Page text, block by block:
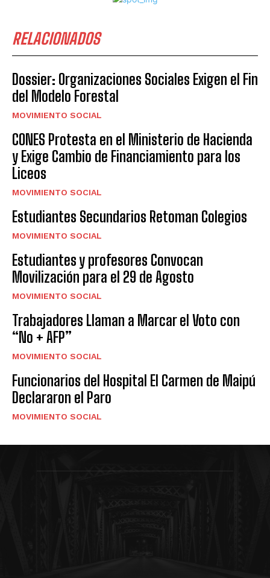
RELACIONADOS
Dossier: Organizaciones Sociales Exigen el Fin
del Modelo Forestal
MOVIMIENTO SOCIAL
CONES Protesta en el Ministerio de Hacienda
y Exige Cambio de Financiamiento para los
Liceos
MOVIMIENTO SOCIAL
Estudiantes Secundarios Retoman Colegios
MOVIMIENTO SOCIAL
Estudiantes y profesores Convocan
Movilización para el 29 de Agosto
MOVIMIENTO SOCIAL
Trabajadores Llaman a Marcar el Voto con
“No + AFP”
MOVIMIENTO SOCIAL
Funcionarios del Hospital El Carmen de Maipú
Declararon el Paro
MOVIMIENTO SOCIAL